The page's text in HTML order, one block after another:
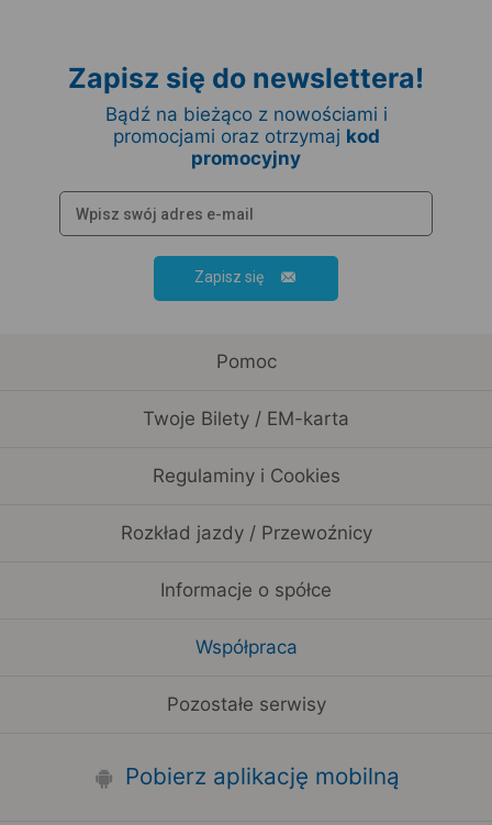
Zapisz się do newslettera!
Bądź na bieżąco z nowościami i
promocjami oraz otrzymaj kod
promocyjny
Zapisz się
Pomoc
Twoje Bilety / EM-karta
Regulaminy i Cookies
Rozkład jazdy / Przewoźnicy
Informacje o spółce
Współpraca
Pozostałe serwisy
Pobierz aplikację mobilną